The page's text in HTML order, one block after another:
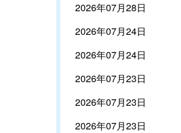
2026年07月28日
2026年07月24日
2026年07月24日
2026年07月23日
2026年07月23日
2026年07月23日